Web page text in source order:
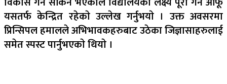
यसतर्फ केन्द्रित रहेकाे उल्लेख गर्नुभयाे । उक्त अवसरमा
प्रिन्सिपल हमालले अभिभावकहरुबाट उठेका जिज्ञासाहरुलाई
समेत स्पस्ट पार्नुभएकाे थियाे ।